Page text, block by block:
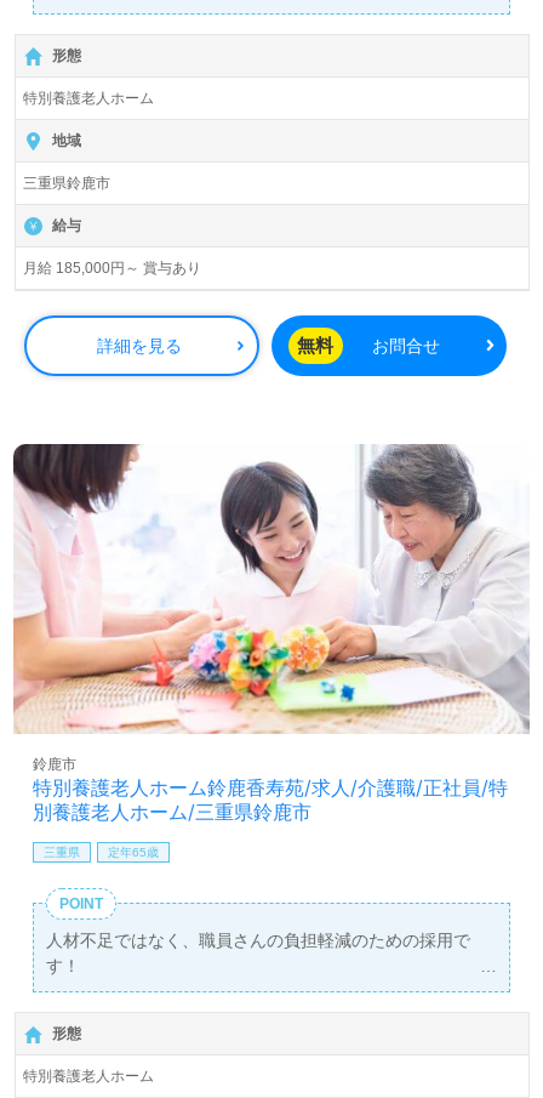
詳細に関してお気軽にご相談ください♪
【無料】で皆さんの転職活動をサポートいたします。
形態
特別養護老人ホーム
地域
三重県鈴鹿市
給与
月給 185,000円～ 賞与あり
詳細を見る 無料 お問合せ
特別養護老人ホーム鈴鹿香寿苑/求人/介護職/正社員/特
別養護老人ホーム/三重県鈴鹿市
鈴鹿市
三重県 定年65歳
POINT
人材不足ではなく、職員さんの負担軽減のための採用で
す！
1名枠なので、気になった方はぜひご応募ください◎
形態
特別養護老人ホーム